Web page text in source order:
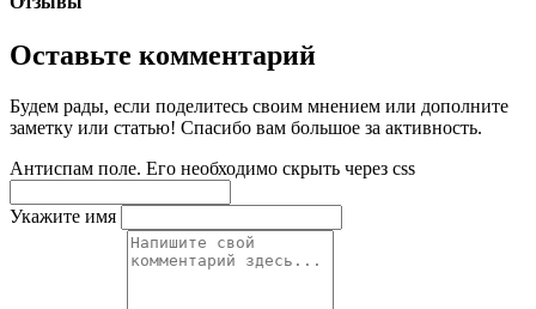
Оставьте комментарий
Будем рады, если поделитесь своим мнением или дополните
заметку или статью! Спасибо вам большое за активность.
Антиспам поле. Его необходимо скрыть через css
Укажите имя